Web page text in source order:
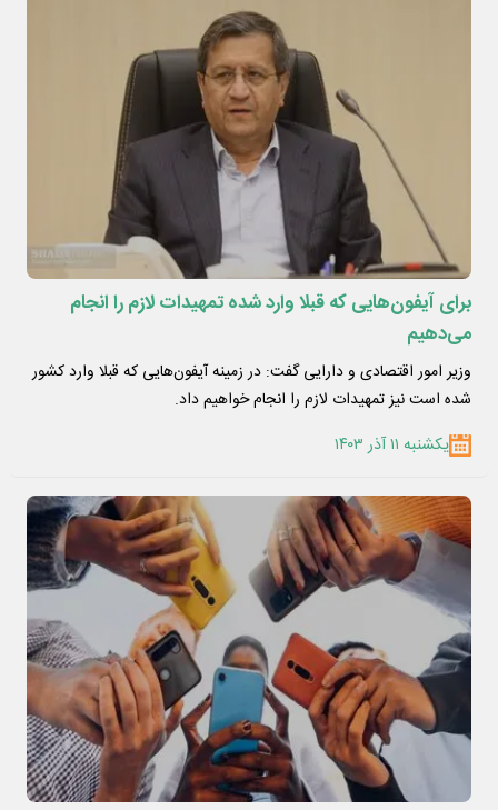
برای آیفون‌هایی که قبلا وارد شده تمهیدات لازم را انجام
می‌دهیم
وزیر امور اقتصادی و دارایی گفت: در زمینه آیفون‌هایی که قبلا وارد کشور
شده است نیز تمهیدات لازم را انجام خواهیم داد.
یکشنبه ۱۱ آذر ۱۴۰۳